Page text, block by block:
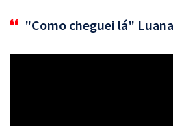
"Como cheguei lá"